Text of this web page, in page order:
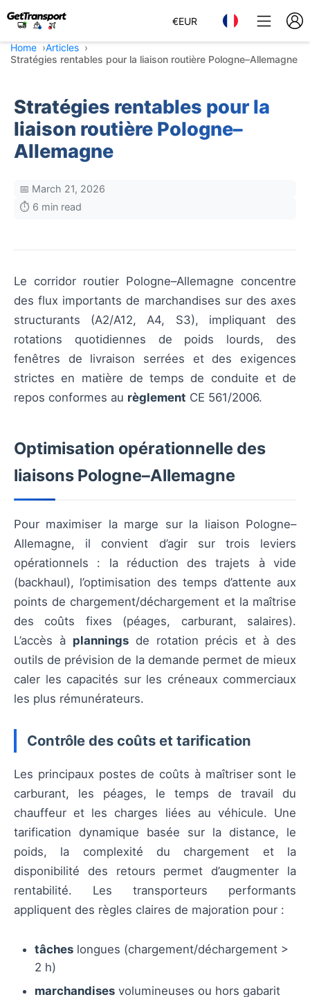
€EUR
Home
Articles
Stratégies rentables pour la liaison routière Pologne–Allemagne
Stratégies rentables pour la
liaison routière Pologne–
Allemagne
📅 March 21, 2026
⏱️ 6 min read
Le corridor routier Pologne–Allemagne concentre
des flux importants de marchandises sur des axes
structurants (A2/A12, A4, S3), impliquant des
rotations quotidiennes de poids lourds, des
fenêtres de livraison serrées et des exigences
strictes en matière de temps de conduite et de
repos conformes au règlement CE 561/2006.
Optimisation opérationnelle des
liaisons Pologne–Allemagne
Pour maximiser la marge sur la liaison Pologne–
Allemagne, il convient d’agir sur trois leviers
opérationnels : la réduction des trajets à vide
(backhaul), l’optimisation des temps d’attente aux
points de chargement/déchargement et la maîtrise
des coûts fixes (péages, carburant, salaires).
L’accès à planningsde rotation précis et à des
outils de prévision de la demande permet de mieux
caler les capacités sur les créneaux commerciaux
les plus rémunérateurs.
Contrôle des coûts et tarification
Les principaux postes de coûts à maîtriser sont le
carburant, les péages, le temps de travail du
chauffeur et les charges liées au véhicule. Une
tarification dynamique basée sur la distance, le
poids, la complexité du chargement et la
disponibilité des retours permet d’augmenter la
rentabilité. Les transporteurs performants
appliquent des règles claires de majoration pour :
tâches longues (chargement/déchargement >
2 h)
marchandises volumineuses ou hors gabarit